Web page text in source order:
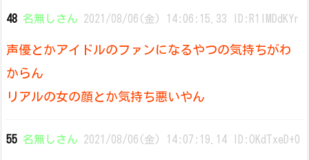
48 名無しさん 2021/08/06(金) 14:06:15.33 ID:R1lMDdKYr
声優とかアイドルのファンになるやつの気持ちがわ
からん
リアルの女の顔とか気持ち悪いやん
55 名無しさん 2021/08/06(金) 14:07:19.14 ID:OKdTxeD+0